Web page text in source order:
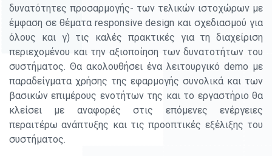
δυνατότητες προσαρμογής- των τελικών ιστοχώρων με
έμφαση σε θέματα responsive design και σχεδιασμού για
όλους και γ) τις καλές πρακτικές για τη διαχείριση
περιεχομένου και την αξιοποίηση των δυνατοτήτων του
συστήματος. Θα ακολουθήσει ένα λειτουργικό demo με
παραδείγματα χρήσης της εφαρμογής συνολικά και των
βασικών επιμέρους ενοτήτων της και το εργαστήριο θα
κλείσει με αναφορές στις επόμενες ενέργειες
περαιτέρω ανάπτυξης και τις προοπτικές εξέλιξης του
συστήματος.